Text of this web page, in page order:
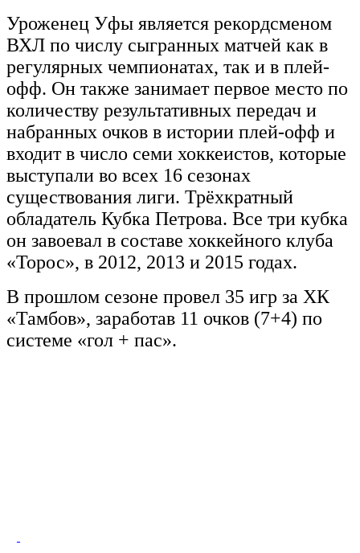
Уроженец Уфы является рекордсменом
ВХЛ по числу сыгранных матчей как в
регулярных чемпионатах, так и в плей-
офф. Он также занимает первое место по
количеству результативных передач и
набранных очков в истории плей-офф и
входит в число семи хоккеистов, которые
выступали во всех 16 сезонах
существования лиги. Трёхкратный
обладатель Кубка Петрова. Все три кубка
он завоевал в составе хоккейного клуба
«Торос», в 2012, 2013 и 2015 годах.
В прошлом сезоне провел 35 игр за ХК
«Тамбов», заработав 11 очков (7+4) по
системе «гол + пас».